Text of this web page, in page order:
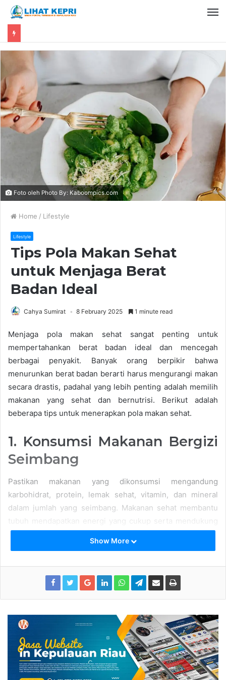
Foto oleh Photo By: Kaboompics.com
Home / Lifestyle
Lifestyle
Tips Pola Makan Sehat
untuk Menjaga Berat
Badan Ideal
Cahya Sumirat 8 February 2025 1 minute read
Menjaga pola makan sehat sangat penting untuk
mempertahankan berat badan ideal dan mencegah
berbagai penyakit. Banyak orang berpikir bahwa
menurunkan berat badan berarti harus mengurangi makan
secara drastis, padahal yang lebih penting adalah memilih
makanan yang sehat dan bernutrisi. Berikut adalah
beberapa tips untuk menerapkan pola makan sehat.
1. Konsumsi Makanan Bergizi
Seimbang
Pastikan makanan yang dikonsumsi mengandung
karbohidrat, protein, lemak sehat, vitamin, dan mineral
dalam jumlah yang seimbang. Makanan sehat membantu
tubuh mendapatkan energi yang cukup serta mendukung
fungsi organ dengan baik.
2. Pilih Karbohidrat Kompleks
Gantilah karbohidrat sederhana seperti nasi putih dan roti
tawar dengan karbohidrat kompleks seperti nasi merah,
dicerna lebih lambat oleh tubuh sehingga membuat
kenyang lebih lama dan menjaga kadar gula darah tetap
stabil.
Show More